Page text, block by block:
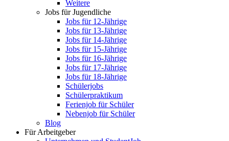
Weitere
Jobs für Jugendliche
Jobs für 12-Jährige
Jobs für 13-Jährige
Jobs für 14-Jährige
Jobs für 15-Jährige
Jobs für 16-Jährige
Jobs für 17-Jährige
Jobs für 18-Jährige
Schülerjobs
Schülerpraktikum
Ferienjob für Schüler
Nebenjob für Schüler
Blog
Für Arbeitgeber